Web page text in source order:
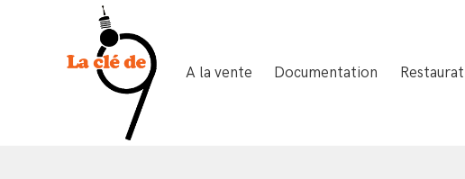
A la vente Documentation